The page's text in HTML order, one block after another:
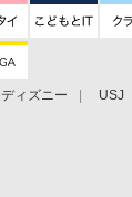
ディズニー USJ